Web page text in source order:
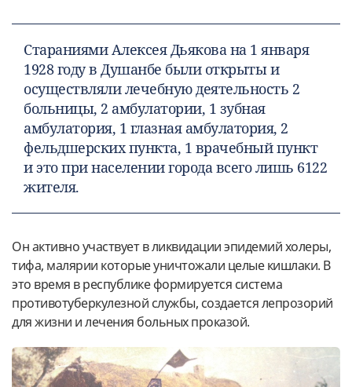
Стараниями Алексея Дьякова на 1 января
1928 году в Душанбе были открыты и
осуществляли лечебную деятельность 2
больницы, 2 амбулатории, 1 зубная
амбулатория, 1 глазная амбулатория, 2
фельдшерских пункта, 1 врачебный пункт
и это при населении города всего лишь 6122
жителя.
Он активно участвует в ликвидации эпидемий холеры,
тифа, малярии которые уничтожали целые кишлаки. В
это время в республике формируется система
противотуберкулезной службы, создается лепрозорий
для жизни и лечения больных проказой.